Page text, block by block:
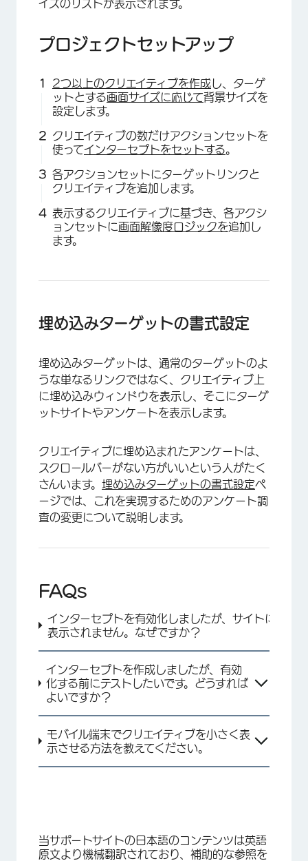
イズのリストが表示されます。
プロジェクトセットアップ
2つ以上のクリエイティブを作成し、ターゲ
ットとする画面サイズに応じて背景サイズを
設定します。
クリエイティブの数だけアクションセットを
使ってインターセプトをセットする。
各アクションセットにターゲットリンクと
クリエイティブを追加します。
表示するクリエイティブに基づき、各アクシ
ョンセットに画面解像度ロジックを追加し
ます。
埋め込みターゲットの書式設定
埋め込みターゲットは、通常のターゲットのよ
うな単なるリンクではなく、クリエイティブ上
に埋め込みウィンドウを表示し、そこにターゲ
ットサイトやアンケートを表示します。
クリエイティブに埋め込まれたアンケートは、
スクロールバーがない方がいいという人がたく
さんいます。 埋め込みターゲットの書式設定ペ
ージでは、これを実現するためのアンケート調
査の変更について説明します。
FAQs
インターセプトを有効化しましたが、サイトに
表示されません。なぜですか？
インターセプトを作成しましたが、有効
化する前にテストしたいです。どうすれば
よいですか？
モバイル端末でクリエイティブを小さく表
示させる方法を教えてください。
当サポートサイトの日本語のコンテンツは英語
原文より機械翻訳されており、補助的な参照を